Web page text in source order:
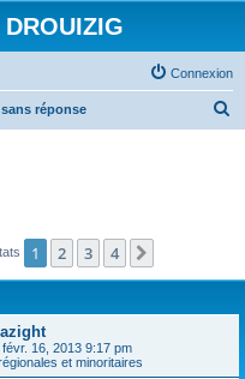
Connexion
réponse
c
1 2 3 4
16, 2013 9:17 pm
et minoritaires